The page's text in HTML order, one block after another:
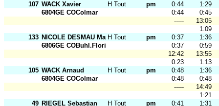
107 WACK Xavier H Tout Ages pm 0:44
1:29
6804GE COColmar
0:44
0:45
-----
13:05
1:09
133 NICOLE DESMAU MathisH Tout Ages pm 0:37
1:36
6806GE COBuhl.Florival
0:37
0:59
12:42
13:55
0:23
1:13
105 WACK Arnaud H Tout Ages pm 0:48
1:36
6804GE COColmar
0:48
0:48
-----
14:49
1:21
49 RIEGEL Sebastian H Tout Ages pm 0:41
1:31